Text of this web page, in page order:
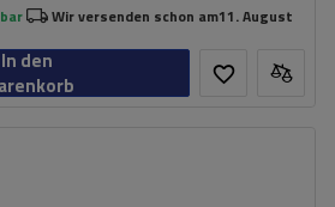
Wir versenden schon am11. August
In den